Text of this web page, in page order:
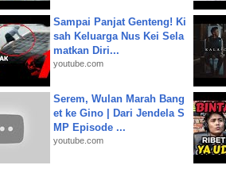
Sampai Panjat Genteng! Ki
sah Keluarga Nus Kei Sela
matkan Diri...
youtube.com
Serem, Wulan Marah Bang
et ke Gino | Dari Jendela S
MP Episode ...
youtube.com